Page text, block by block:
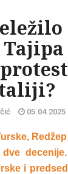
05.04.2025
i